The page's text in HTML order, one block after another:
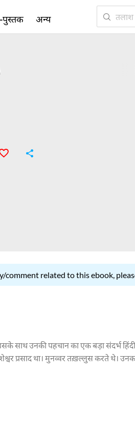
comment related to this ebook,
साथ उनकी पहचान का एक बड़ा संदर्भ
प्रसाद था। मुनव्वर तख़ल्लुस करते थे।
रेल विभाग से सम्बद्ध रहे और विभिन्न
पुस्तक अन्य